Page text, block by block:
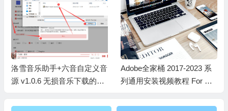
Adobe全家桶 2017-2023 系
列通用安装视频教程 For Wi
虚拟机 VMware Workstation
17 Pro v17.0.1 最新详细图文